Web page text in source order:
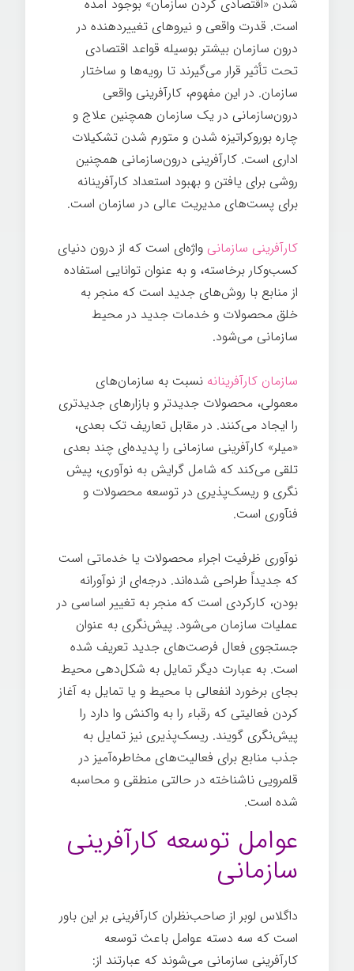
شدن «اقتصادی کردن سازمان» بوجود آمده
است. قدرت واقعی و نیروهای تغییردهنده در
درون سازمان بیشتر بوسیله قواعد اقتصادی
تحت تأثیر قرار می­‌گیرند تا رویه­‌ها و ساختار
سازمان. در این مفهوم، کارآفرینی واقعی
درون‌سازمانی در یک سازمان همچنین علاج و
چاره بوروکراتیزه شدن و متورم شدن تشکیلات
اداری است. کارآفرینی درون‌سازمانی همچنین
روشی برای یافتن و بهبود استعداد کارآفرینانه
برای پست­‌های مدیریت عالی در سازمان است.
کارآفرینی سازمانی واژه­‌ای است که از درون دنیای
کسب‌وکار برخاسته، و به عنوان توانایی استفاده
از منابع با روش‌های جدید است که منجر به
خلق محصولات و خدمات جدید در محیط
سازمانی می­‌شود.
سازمان کارآفرینانه نسبت به سازمان­‌های
معمولی، محصولات جدیدتر و بازارهای جدیدتری
را ایجاد می­‌کنند. در مقابل تعاریف تک بعدی،
«میلر» کارآفرینی سازمانی را پدیده­‌ای چند بعدی
تلقی می­‌کند که شامل گرایش به نوآوری، پیش­‌
نگری و ریسک­‌پذیری در توسعه محصولات و
فنآوری است.
نوآوری ظرفیت اجراء محصولات یا خدماتی است
که جدیداً طراحی شده­‌اند. درجه­‌ای از نوآورانه
بودن، کارکردی است که منجر به تغییر اساسی در
عملیات سازمان می­‌شود. پیش­‌نگری به عنوان
جستجوی فعال فرصت­‌های جدید تعریف شده
است. به عبارت دیگر تمایل به شکل­‌دهی محیط
بجای برخورد انفعالی با محیط و یا تمایل به آغاز
کردن فعالیتی که رقباء‌ را به واکنش وا دارد را
پیش­‌نگری گویند. ریسک­‌پذیری نیز تمایل به
جذب منابع برای فعالیت­‌های مخاطره­‌آمیز در
قلمرویی ناشناخته در حالتی منطقی و محاسبه
شده است.
عوامل توسعه کارآفرینی
سازمانی
داگلاس لوبر از صاحب‌نظران کارآفرینی بر این باور
است که سه دسته عوامل باعث توسعه
کارآفرینی سازمانی می­‌شوند که عبارتند از: